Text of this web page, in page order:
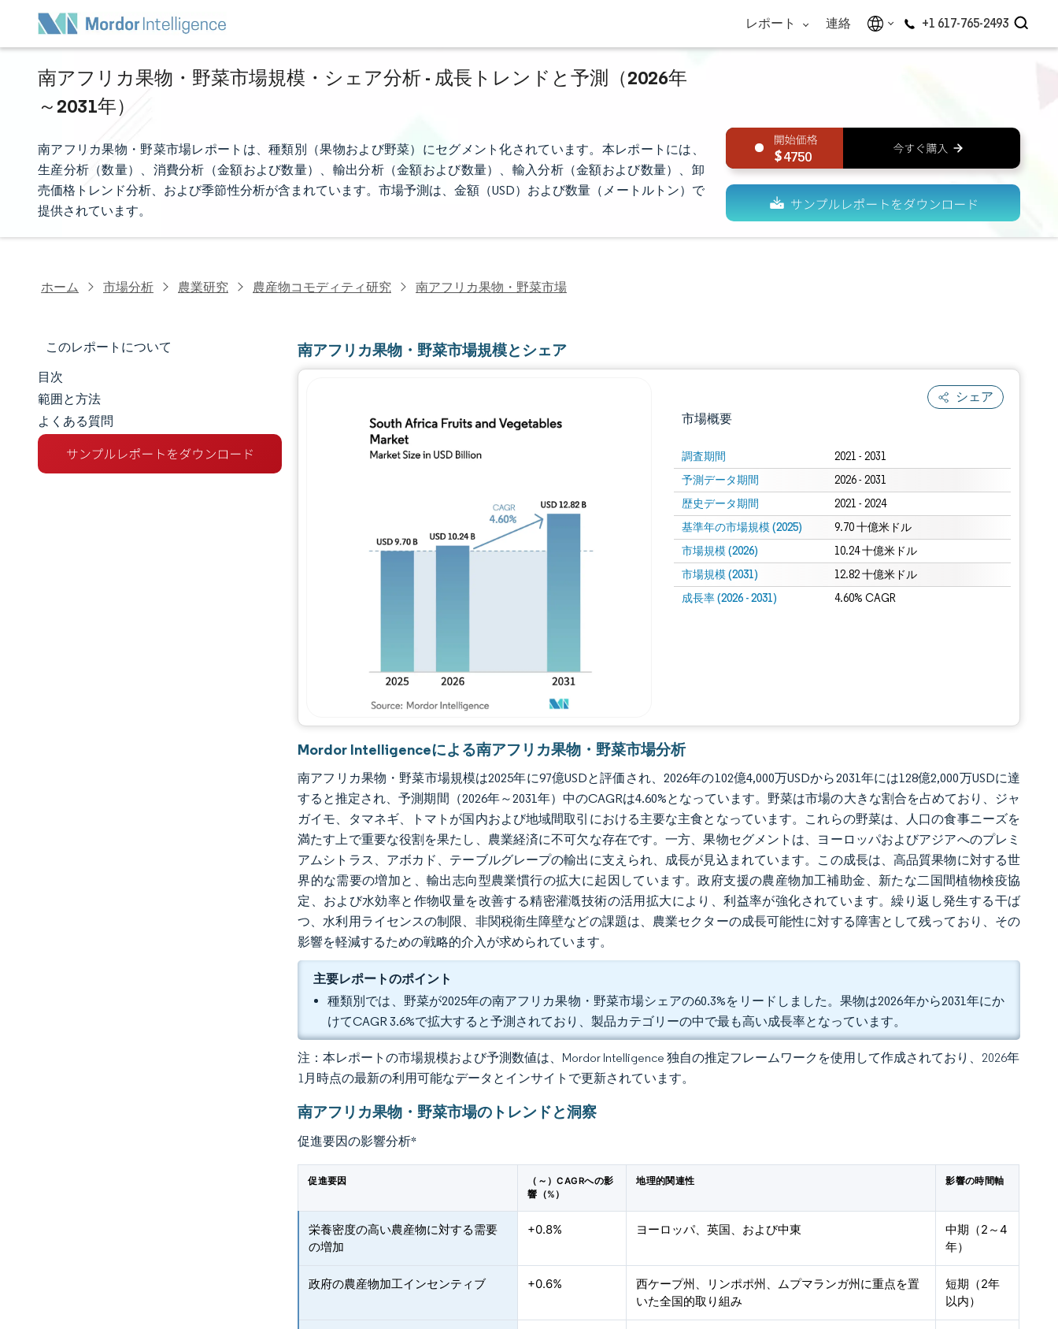
レポート 連絡 +1 617-765-2493
南アフリカ果物・野菜市場規模・シェア分析 - 成長トレンドと予測（2026年
～2031年）
南アフリカ果物・野菜市場レポートは、種類別（果物および野菜）にセグメント化されています。本レポートには、
生産分析（数量）、消費分析（金額および数量）、輸出分析（金額および数量）、輸入分析（金額および数量）、卸
売価格トレンド分析、および季節性分析が含まれています。市場予測は、金額（USD）および数量（メートルトン）で
提供されています。
4750
ホーム 市場分析 農業研究 農産物コモディティ研究 南アフリカ果物・野菜市場
このレポートについて
市場規模とシェア
市場分析
トレンドとインサイト
目次
範囲と方法
よくある質問
南アフリカ果物・野菜市場規模とシェア
シェア
市場概要
調査期間 2021 - 2031
予測データ期間 2026 - 2031
歴史データ期間 2021 - 2024
基準年の市場規模 (2025) 9.70 十億米ドル
市場規模 (2026) 10.24 十億米ドル
市場規模 (2031) 12.82 十億米ドル
成長率 (2026 - 2031) 4.60% CAGR
画像 © Mordor Intelligence。再利用にはCC BY 4.0の表示が必要です。
Mordor Intelligenceによる南アフリカ果物・野菜市場分析
南アフリカ果物・野菜市場規模は2025年に97億USDと評価され、2026年の102億4,000万USDから2031年には128億2,000万USDに達
すると推定され、予測期間（2026年～2031年）中のCAGRは4.60%となっています。野菜は市場の大きな割合を占めており、ジャ
ガイモ、タマネギ、トマトが国内および地域間取引における主要な主食となっています。これらの野菜は、人口の食事ニーズを
満たす上で重要な役割を果たし、農業経済に不可欠な存在です。一方、果物セグメントは、ヨーロッパおよびアジアへのプレミ
アムシトラス、アボカド、テーブルグレープの輸出に支えられ、成長が見込まれています。この成長は、高品質果物に対する世
界的な需要の増加と、輸出志向型農業慣行の拡大に起因しています。政府支援の農産物加工補助金、新たな二国間植物検疫協
定、および水効率と作物収量を改善する精密灌漑技術の活用拡大により、利益率が強化されています。繰り返し発生する干ば
つ、水利用ライセンスの制限、非関税衛生障壁などの課題は、農業セクターの成長可能性に対する障害として残っており、その
影響を軽減するための戦略的介入が求められています。
主要レポートのポイント
種類別では、野菜が2025年の南アフリカ果物・野菜市場シェアの60.3%をリードしました。果物は2026年から2031年にか
けてCAGR 3.6%で拡大すると予測されており、製品カテゴリーの中で最も高い成長率となっています。
注：本レポートの市場規模および予測数値は、Mordor Intelligence 独自の推定フレームワークを使用して作成されており、2026年
1月時点の最新の利用可能なデータとインサイトで更新されています。
南アフリカ果物・野菜市場のトレンドと洞察
促進要因の影響分析*
促進要因
（～）CAGRへの影
響（%）
地理的関連性 影響の時間軸
栄養密度の高い農産物に対する需要
の増加
+0.8% ヨーロッパ、英国、および中東
中期（2～4
年）
政府の農産物加工インセンティブ +0.6%
西ケープ州、リンポポ州、ムプマランガ州に重点を置
いた全国的取り組み
短期（2年
以内）